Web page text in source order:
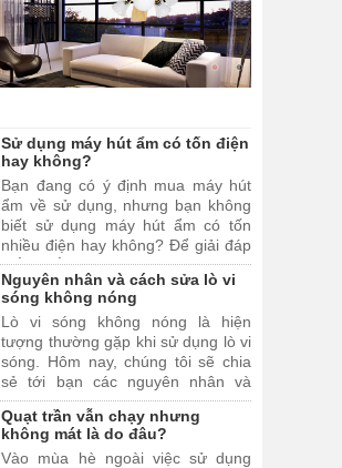
Sử dụng máy hút ẩm có tốn điện
hay không?
Bạn đang có ý định mua máy hút
ẩm về sử dụng, nhưng bạn không
biết sử dụng máy hút ẩm có tốn
nhiều điện hay không? Để giải đáp
thắc mắc này, mời bạn đọc hãy
cùng Kỳ Anh Sửa Chữa Tại Nhà đi
tìm câu trả lời cho câu hỏi "sử dụng
máy hút ẩm có tốn điện hay
không?" trong bài viết dưới đây.
Nguyên nhân và cách sửa lò vi
sóng không nóng
Lò vi sóng không nóng là hiện
tượng thường gặp khi sử dụng lò vi
sóng. Hôm nay, chúng tôi sẽ chia
sẻ tới bạn các nguyên nhân và
cách sửa lò vi sóng không nóng mà
bất cứ ai cũng có thể sửa được tại
nhà. Mời bạn theo dõi bài viết dưới
đây.
Quạt trần vẫn chạy nhưng
không mát là do đâu?
Vào mùa hè ngoài việc sử dụng